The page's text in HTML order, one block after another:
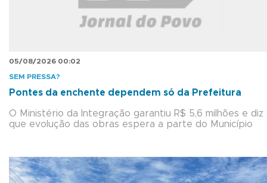
05/08/2026 00:02
SEM PRESSA?
Pontes da enchente dependem só da Prefeitura
O Ministério da Integração garantiu R$ 5,6 milhões e diz
que evolução das obras espera a parte do Município